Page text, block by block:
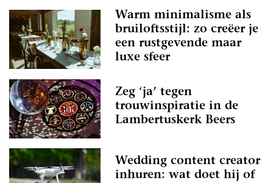
Warm minimalisme als
bruiloftsstijl: zo creëer je
een rustgevende maar
luxe sfeer
Zeg ‘ja’ tegen
trouwinspiratie in de
Lambertuskerk Beers
Wedding content creator
inhuren: wat doet hij of